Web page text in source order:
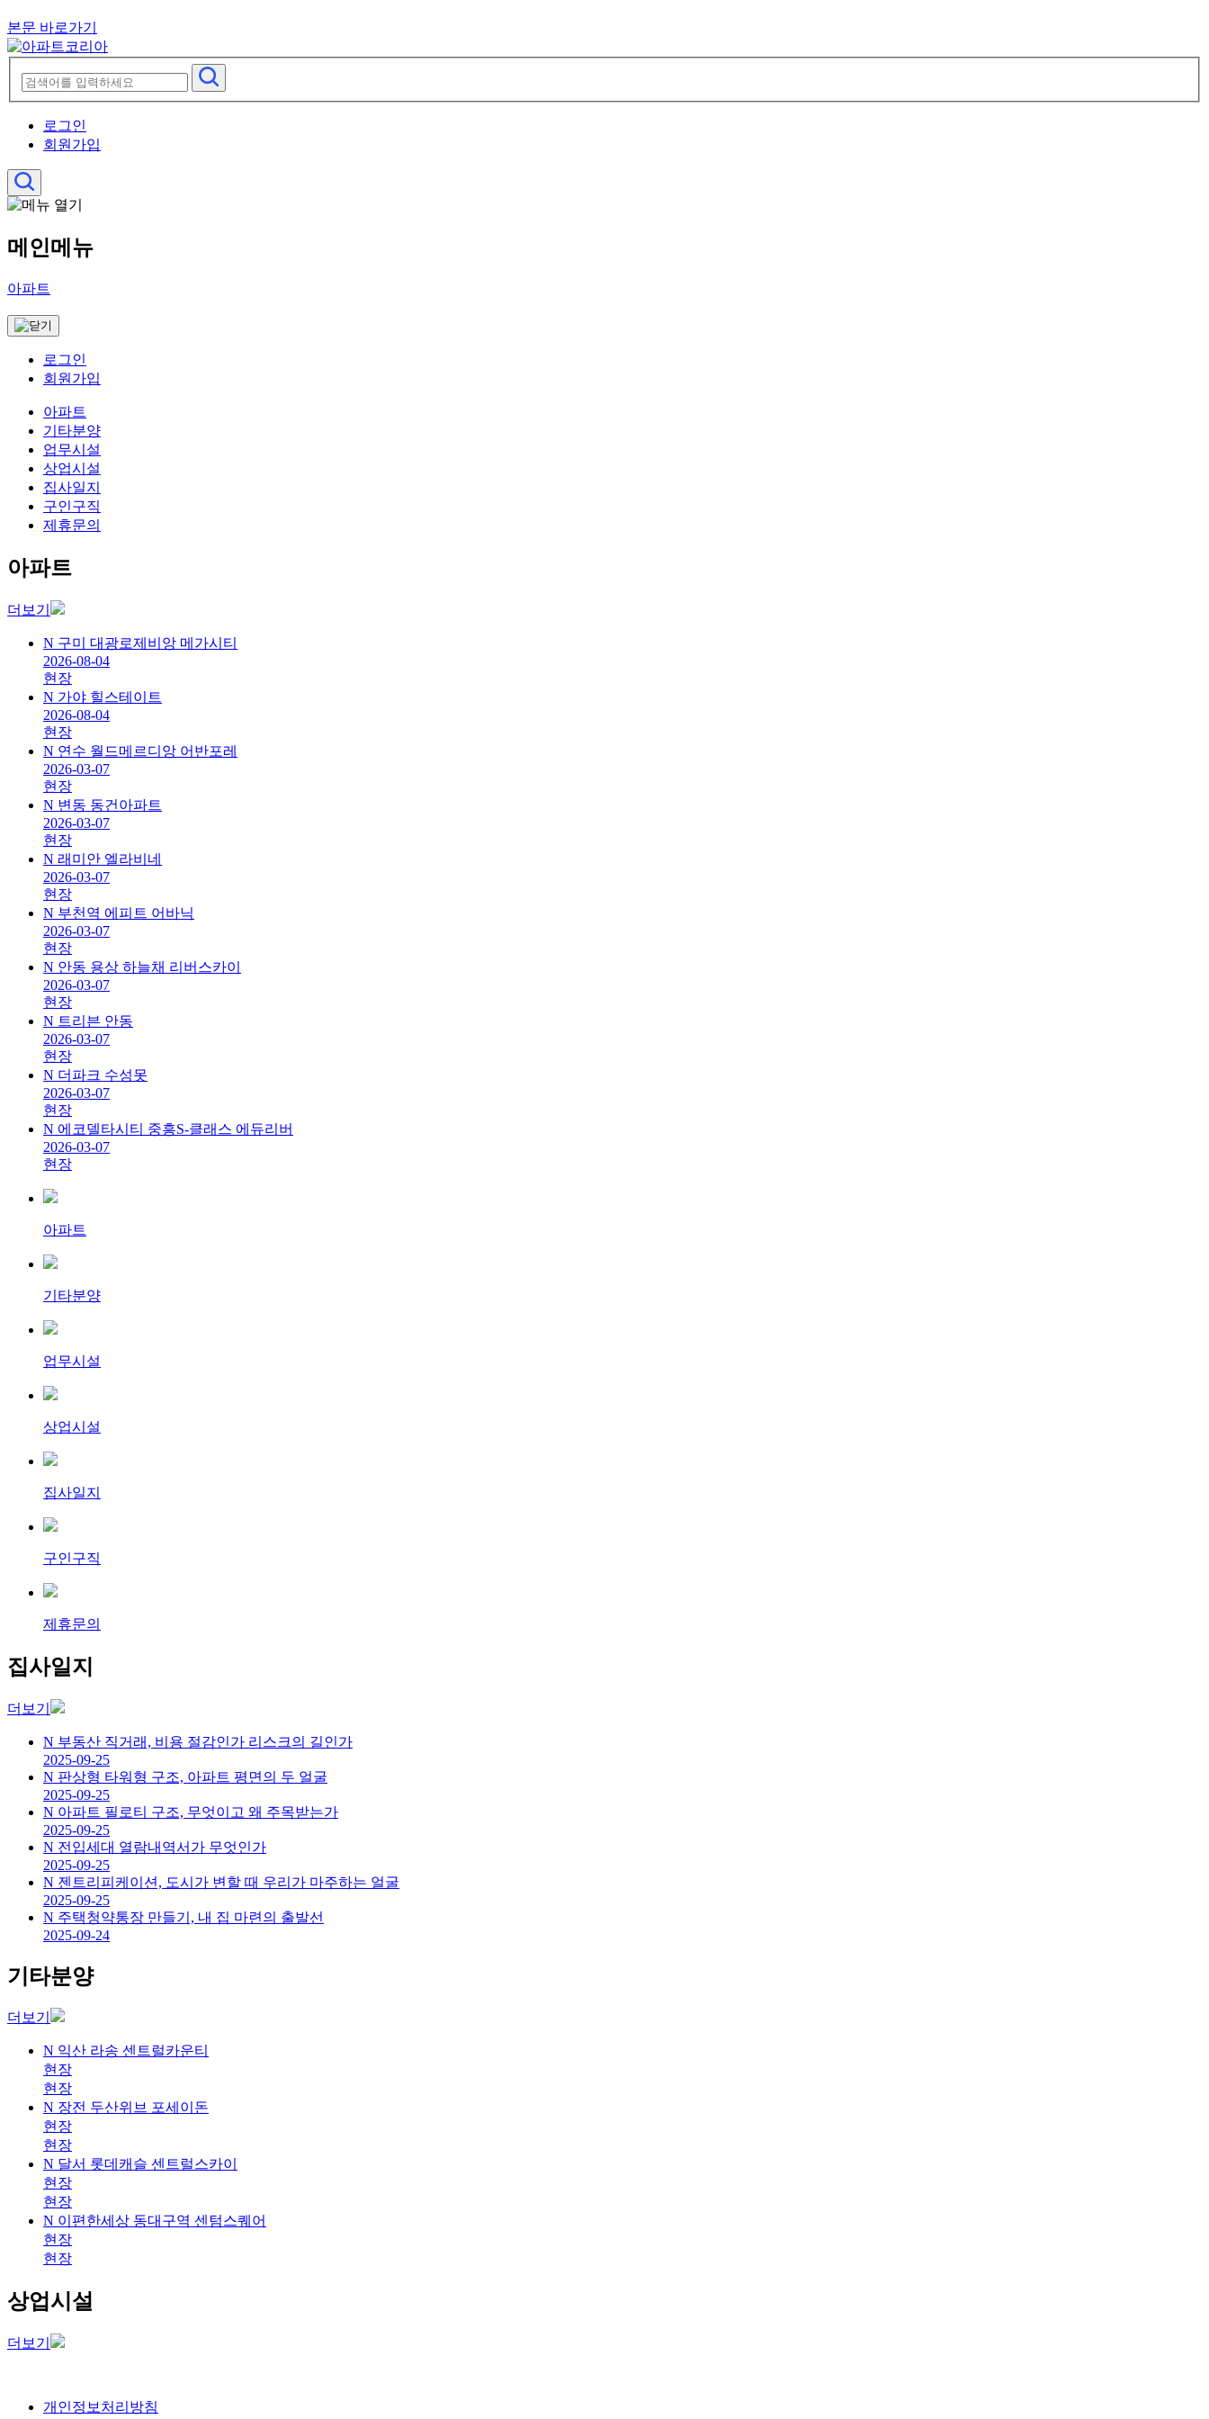
본문 바로가기
로그인
회원가입
메인메뉴
아파트
로그인
회원가입
아파트
기타분양
업무시설
상업시설
집사일지
구인구직
제휴문의
아파트
더보기
N 구미 대광로제비앙 메가시티
2026-08-04
현장
N 가야 힐스테이트
2026-08-04
현장
N 연수 월드메르디앙 어반포레
2026-03-07
현장
N 변동 동건아파트
2026-03-07
현장
N 래미안 엘라비네
2026-03-07
현장
N 부천역 에피트 어바닉
2026-03-07
현장
N 안동 용상 하늘채 리버스카이
2026-03-07
현장
N 트리븐 안동
2026-03-07
현장
N 더파크 수성못
2026-03-07
현장
N 에코델타시티 중흥S-클래스 에듀리버
2026-03-07
현장
아파트
기타분양
업무시설
상업시설
집사일지
구인구직
제휴문의
집사일지
더보기
N 부동산 직거래, 비용 절감인가 리스크의 길인가
2025-09-25
N 판상형 타워형 구조, 아파트 평면의 두 얼굴
2025-09-25
N 아파트 필로티 구조, 무엇이고 왜 주목받는가
2025-09-25
N 전입세대 열람내역서가 무엇인가
2025-09-25
N 젠트리피케이션, 도시가 변할 때 우리가 마주하는 얼굴
2025-09-25
N 주택청약통장 만들기, 내 집 마련의 출발선
2025-09-24
기타분양
더보기
N 익산 라송 센트럴카운티
현장
현장
N 장전 두산위브 포세이돈
현장
현장
N 달서 롯데캐슬 센트럴스카이
현장
현장
N 이편한세상 동대구역 센텀스퀘어
현장
현장
상업시설
더보기
개인정보처리방침